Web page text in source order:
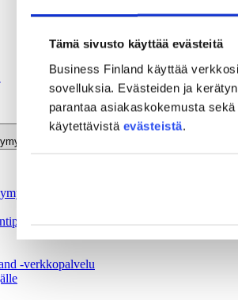
Tämä sivusto käyttää evästeitä
Business Finland käyttää
sovelluksia. Evästeiden ja
parantaa asiakaskokemusta
käytettävistä evästeistä.
-verkkopalvelu